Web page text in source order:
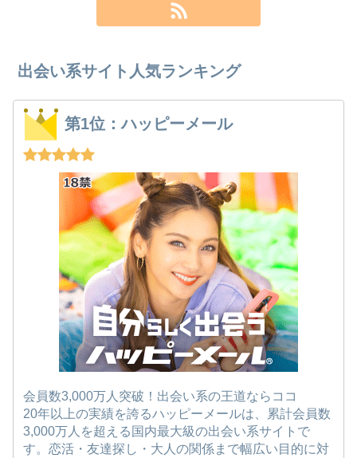
出会い系サイト人気ランキング
第1位：ハッピーメール
会員数3,000万人突破！出会い系の王道ならココ
20年以上の実績を誇るハッピーメールは、累計会員数
3,000万人を超える国内最大級の出会い系サイトで
す。恋活・友達探し・大人の関係まで幅広い目的に対